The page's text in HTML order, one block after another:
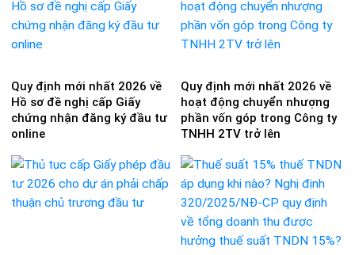
Quy định mới nhất 2026 về
Hồ sơ đề nghị cấp Giấy
chứng nhận đăng ký đầu tư
online
Quy định mới nhất 2026 về
hoạt động chuyển nhượng
phần vốn góp trong Công ty
TNHH 2TV trở lên